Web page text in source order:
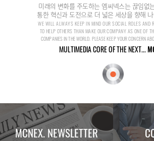
미래의 변화를 주도하는 엠씨넥스는 끊임없
통한 혁신과 도전으로 더 넓은 세상을 향해
WE WILL ALWAYS KEEP IN MIND OUR SOCIAL ROLES AND
TO HELP OTHERS THAN MAKE OUR COMPANY AS ONE OF
COMPANIES IN THE WORLD. PLEASE KEEP YOUR CONCERN
MULTIMEDIA CORE OF THE NEXT...
MCNEX. NEWSLETTER